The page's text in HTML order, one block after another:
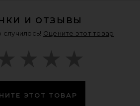
И ОТЗЫВЫ
случилось! Оцените этот товар
ЭТОТ ТОВАР